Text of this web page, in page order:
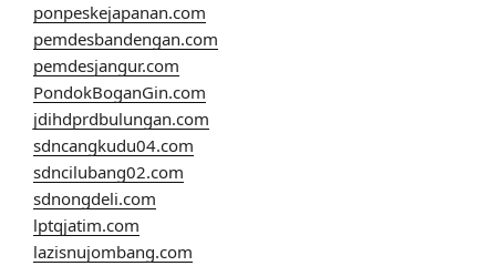
ponpeskejapanan.com
pemdesbandengan.com
pemdesjangur.com
PondokBoganGin.com
jdihdprdbulungan.com
sdncangkudu04.com
sdncilubang02.com
sdnongdeli.com
lptqjatim.com
lazisnujombang.com